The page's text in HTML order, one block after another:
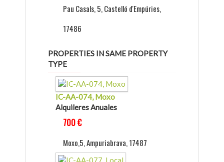
Pau Casals, 5, Castelló d'Empúries,
17486
PROPERTIES IN SAME PROPERTY
TYPE
IC-AA-074, Moxo
Alquileres Anuales
700 €
Moxo,5, Ampuriabrava, 17487